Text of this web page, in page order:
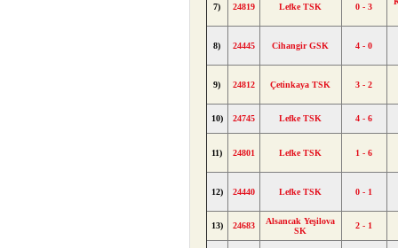
7) 24819 Lefke TSK 0 - 3
8) 24445 Cihangir GSK 4 - 0
9) 24812 Çetinkaya TSK 3 - 2
10) 24745 Lefke TSK 4 - 6
11) 24801 Lefke TSK 1 - 6
12) 24440 Lefke TSK 0 - 1
13) 24683
Alsancak Yeşilova
SK
2 - 1